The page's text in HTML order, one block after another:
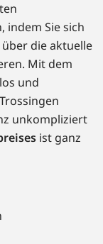
indem Sie sich
über die aktuelle
Mit dem
und
unkompliziert
ist ganz